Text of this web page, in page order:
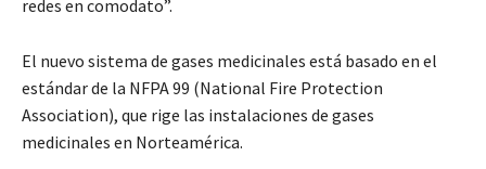
redes en comodato”.
El nuevo sistema de gases medicinales está basado en el
estándar de la NFPA 99 (National Fire Protection
Association), que rige las instalaciones de gases
medicinales en Norteamérica.